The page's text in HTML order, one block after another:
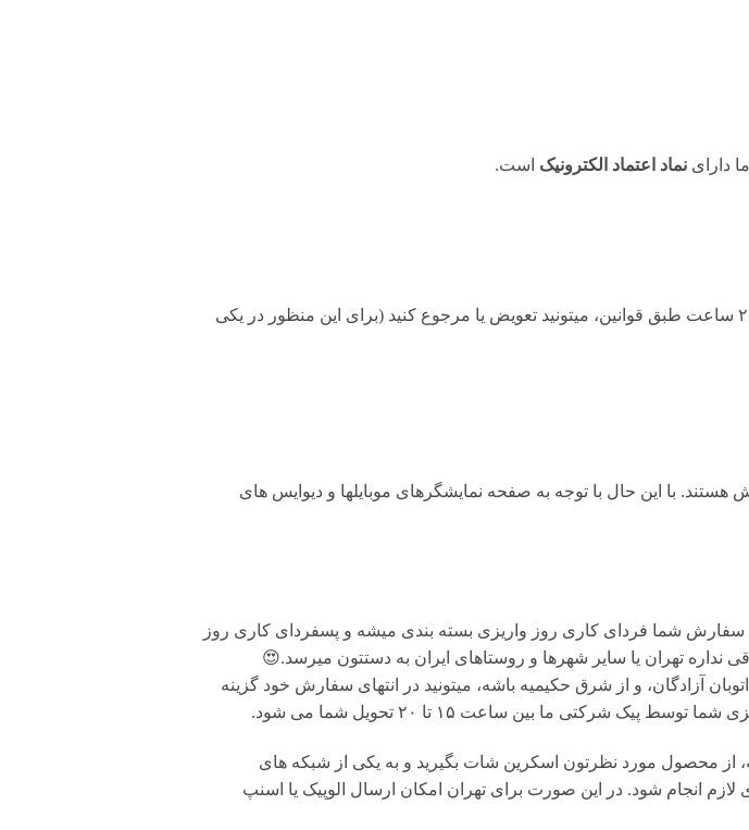
دارای نماد اعتماد الکترونیک است.
هنگامی که محصول رسید به دستتون اگه به هر دلیلی دوستش نداشتید تا ۲۴ ساعت طبق قوانین، میتونید تعویض یا مرجوع کنید (برای این منظور در یکی
با این حال با توجه به صفحه نمایشگرهای موبایلها و دیوایس های
سفارش شما فردای کاری روز واریزی بسته بندی میشه و پسفردای کاری روز
تهران یا سایر شهرها و روستاهای ایران به دستتون میرسد.😍
آزادگان، و از شرق حکیمیه باشه، میتونید در انتهای سفارش خود گزینه
شرکتی ما بين ساعت ۱۵ تا ٢٠ تحويل شما مى شود.
محصول مورد نظرتون اسکرین شات بگیرید و به یکی از شبکه های
لازم انجام شود. در این صورت برای تهران امکان ارسال الوپیک یا اسنپ